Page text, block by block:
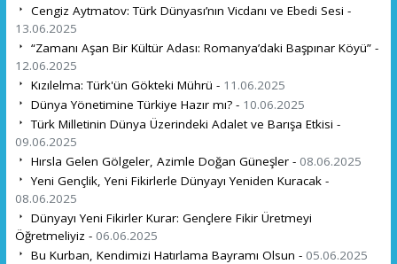
Cengiz Aytmatov: Türk Dünyası’nın Vicdanı ve Ebedi Sesi -
13.06.2025
“Zamanı Aşan Bir Kültür Adası: Romanya’daki Başpınar Köyü” -
12.06.2025
Kızılelma: Türk'ün Gökteki Mührü - 11.06.2025
Dünya Yönetimine Türkiye Hazır mı? - 10.06.2025
Türk Milletinin Dünya Üzerindeki Adalet ve Barışa Etkisi -
09.06.2025
Hırsla Gelen Gölgeler, Azimle Doğan Güneşler - 08.06.2025
Yeni Gençlik, Yeni Fikirlerle Dünyayı Yeniden Kuracak -
08.06.2025
Dünyayı Yeni Fikirler Kurar: Gençlere Fikir Üretmeyi
Öğretmeliyiz - 06.06.2025
Bu Kurban, Kendimizi Hatırlama Bayramı Olsun - 05.06.2025